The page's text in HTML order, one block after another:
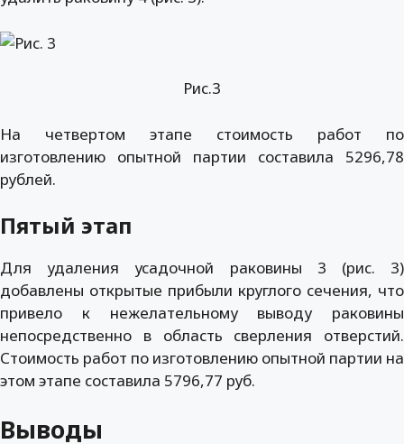
Рис.3
На четвертом этапе стоимость работ по
изготовлению опытной партии составила 5296,78
рублей.
Пятый этап
Для удаления усадочной раковины 3 (рис. 3)
добавлены открытые прибыли круглого сечения, что
привело к нежелательному выводу раковины
непосредственно в область сверления отверстий.
Стоимость работ по изготовлению опытной партии на
этом этапе составила 5796,77 руб.
Выводы